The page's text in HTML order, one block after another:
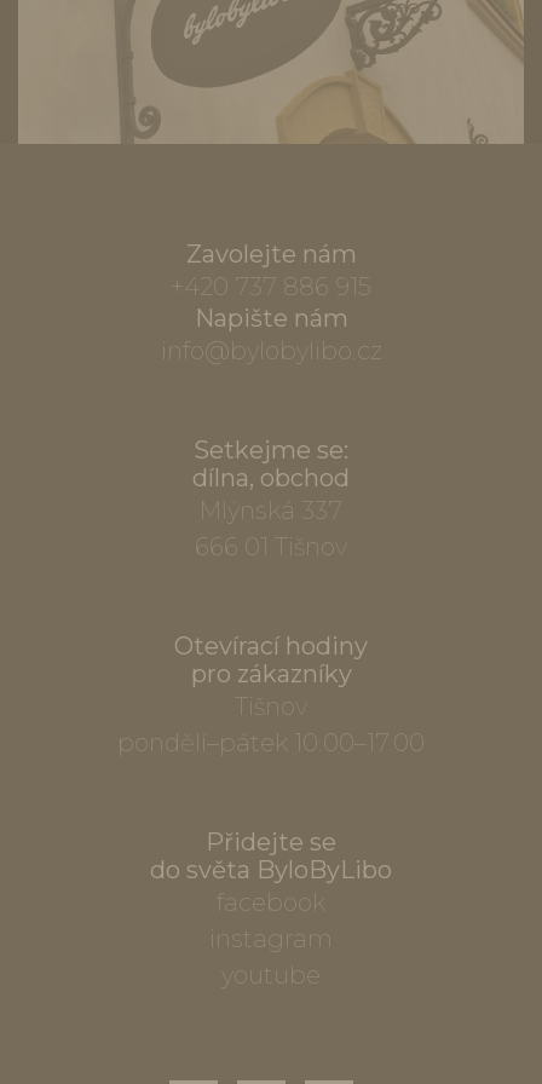
Zavolejte nám
+420 737 886 915
Napište nám
info@bylobylibo.cz
Setkejme se:
dílna, obchod
Mlýnská 337
666 01 Tišnov
Otevírací hodiny
pro zákazníky
Tišnov
pondělí–pátek 10.00–17.00
Přidejte se
do světa ByloByLibo
facebook
instagram
youtube